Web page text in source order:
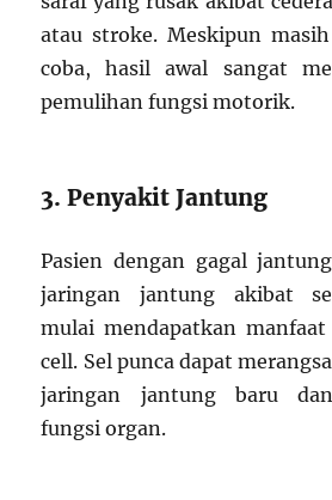
atau stroke. Meskipun
coba, hasil awal sangat
pemulihan fungsi motorik.
3. Penyakit Jantung
Pasien dengan gagal
jaringan jantung akibat
mulai mendapatkan
cell. Sel punca dapat
jaringan jantung baru
fungsi organ.